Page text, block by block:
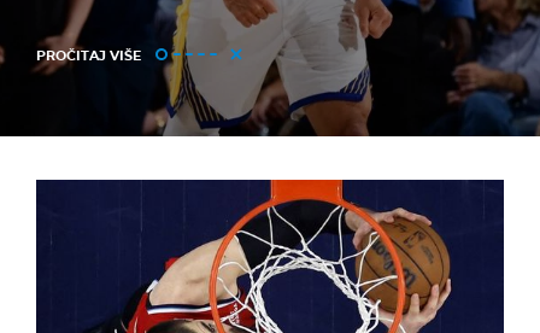
PROČITAJ VIŠE